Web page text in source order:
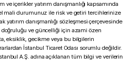
içerikler yatırım danışmanlığı kapsamında
mali durumunuz ile risk ve getiri tercihlerinize
yatırım danışmanlığı sözleşmesi çerçevesinde
ve güncelliği için azami özen
eksiklik, gecikme veya bu bilgilerin
İstanbul Ticaret Odası sorumlu değildir.
A.Ş. adına açıklanan tüm bilgi ve verilerin